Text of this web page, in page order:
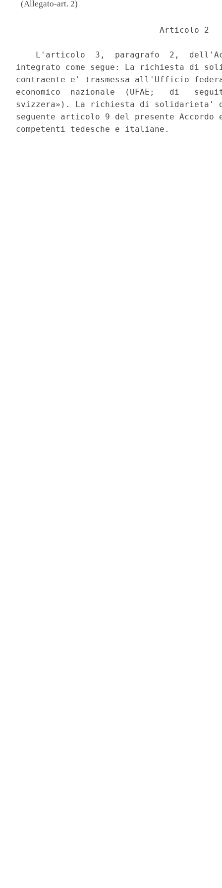
(Allegato-art. 2)
                             Articolo 2
L'articolo  3,  paragrafo  2,
integrato come segue: La richiesta di
contraente e' trasmessa all'Ufficio
economico  nazionale  (UFAE;   di
svizzera»). La richiesta di solidarieta'
seguente articolo 9 del presente
competenti tedesche e italiane.